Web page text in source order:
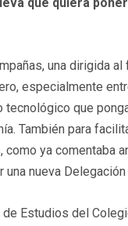
que quiera
una dirigida
especialmente
que
También para
ya comentaba
nueva
de Estudios del